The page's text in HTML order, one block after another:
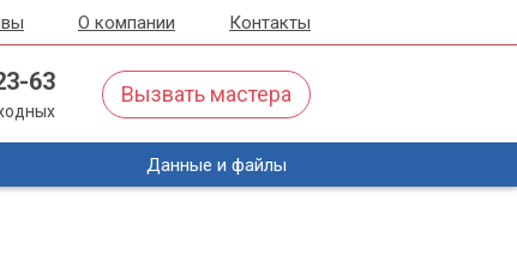
О компании Контакты
63 Вызвать мастера
Данные и файлы